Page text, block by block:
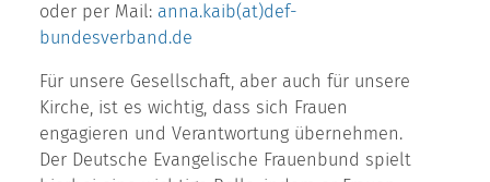
oder per Mail: anna.kaib(at)def-
bundesverband.de
Für unsere Gesellschaft, aber auch für unsere
Kirche, ist es wichtig, dass sich Frauen
engagieren und Verantwortung übernehmen.
Der Deutsche Evangelische Frauenbund spielt